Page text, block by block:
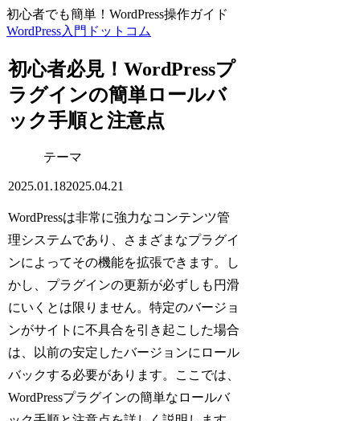
初心者でも簡単！WordPress操作ガイド
WordPress入門ドットコム
初心者必見！WordPressプ
ラグインの簡単ロールバ
ック手順と注意点
テーマ
2025.01.182025.04.21
WordPressは非常に強力なコンテンツ管
理システムであり、さまざまなプラグイ
ンによってその機能を拡張できます。し
かし、プラグインの更新が必ずしも円滑
にいくとは限りません。特定のバージョ
ンがサイトに不具合を引き起こした場合
は、以前の安定したバージョンにロール
バックする必要があります。ここでは、
WordPressプラグインの簡単なロールバ